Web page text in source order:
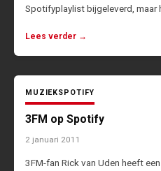
Spotifyplaylist bijgeleverd, maar
Lees verder →
MUZIEKSPOTIFY
3FM op Spotify
2 januari 2011
3FM-fan Rick van Uden heeft